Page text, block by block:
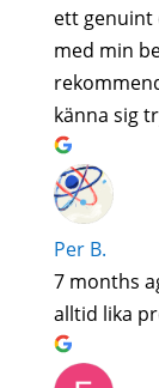
ett genuint
med min
känna sig
Per B.
7 months
alltid lika